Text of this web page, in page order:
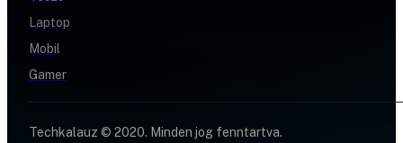
Laptop
Mobil
Gamer
Techkalauz © 2020. Minden jog fenntartva.